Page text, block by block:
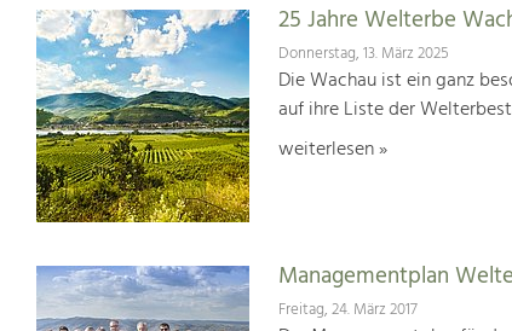
25 Jahre Welterbe
Donnerstag, 13. März 2025
Die Wachau ist ein ganz
auf ihre Liste der
weiterlesen »
Managementplan
Freitag, 24. März 2017